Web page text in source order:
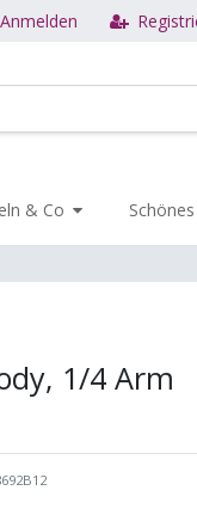
Anmelden
& Co
1/4 Arm